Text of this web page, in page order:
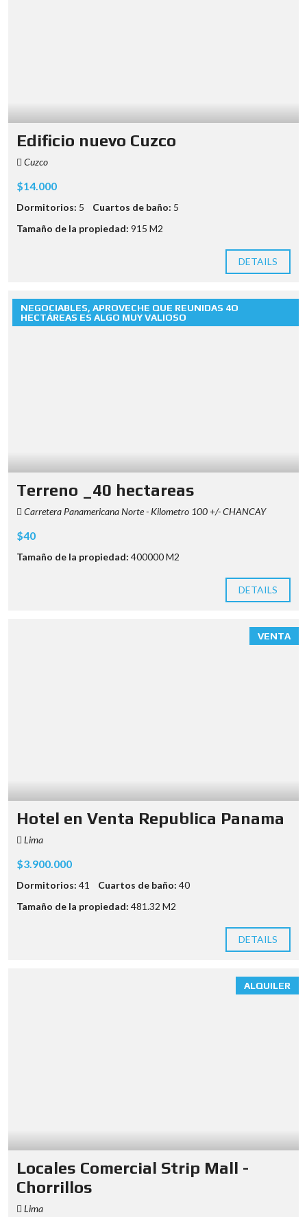
Edificio nuevo Cuzco
Cuzco
$14.000
Dormitorios: 5 Cuartos de baño: 5
Tamaño de la propiedad: 915 M2
DETAILS
NEGOCIABLES, APROVECHE QUE REUNIDAS 4O
HECTÁREAS ES ALGO MUY VALIOSO
Terreno _40 hectareas
Carretera Panamericana Norte - Kilometro 100 +/- CHANCAY
$40
Tamaño de la propiedad: 400000 M2
DETAILS
VENTA
Hotel en Venta Republica Panama
Lima
$3.900.000
Dormitorios: 41 Cuartos de baño: 40
Tamaño de la propiedad: 481.32 M2
DETAILS
ALQUILER
Locales Comercial Strip Mall -
Chorrillos
Lima